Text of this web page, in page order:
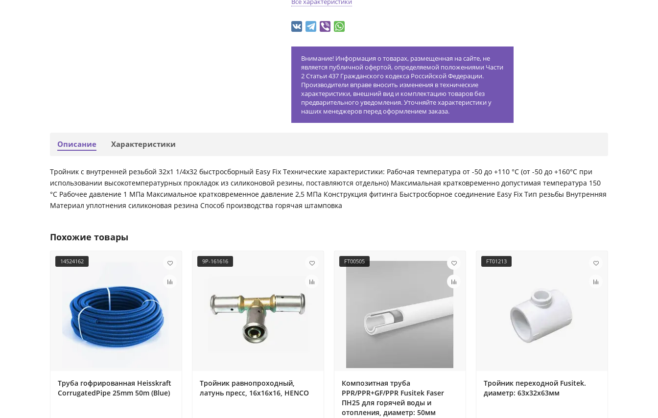
Внимание! Информация о товарах, размещенная на сайте, не
является публичной офертой, определяемой положениями Части
2 Статьи 437 Гражданского кодекса Российской Федерации.
Производители вправе вносить изменения в технические
характеристики, внешний вид и комплектацию товаров без
предварительного уведомления. Уточняйте характеристики у
наших менеджеров перед оформлением заказа.
Описание Характеристики
Тройник с внутренней резьбой 32х1 1/4х32 быстросборный Easy Fix Технические характеристики: Рабочая температура от -50 до +110 °С (от -50 до +160°С при
использовании высокотемпературных прокладок из силиконовой резины, поставляются отдельно) Максимальная кратковременно допустимая температура 150
°С Рабочее давление 1 МПа Максимальное кратковременное давление 2,5 МПа Конструкция фитинга Быстросборное соединение Easy Fix Тип резьбы Внутренняя
Материал уплотнения силиконовая резина Способ производства горячая штамповка
Похожие товары
14524162
Труба гофрированная Heisskraft
CorrugatedPipe 25mm 50m (Blue)
9P-161616
Тройник равнопроходный,
латунь пресс, 16x16x16, HENCO
FT00505
Композитная труба
PPR/PPR+GF/PPR Fusitek Faser
ПН25 для горячей воды и
отопления, диаметр: 50мм
FT01213
Тройник переходной Fusitek.
диаметр: 63х32х63мм